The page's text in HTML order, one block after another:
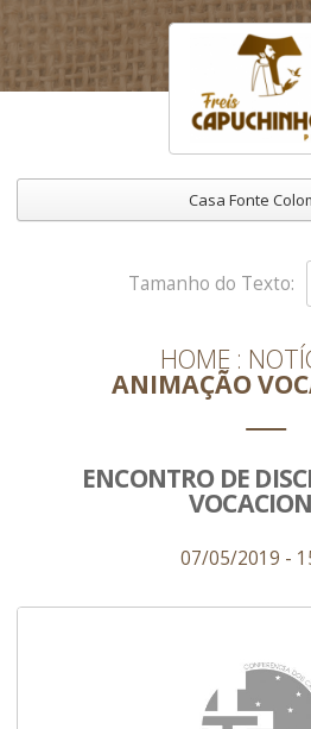
Casa Fonte
HOME
ANIMAÇÃO
Tamanho do Texto:
ENCONTRO DE
07/05/2019 -